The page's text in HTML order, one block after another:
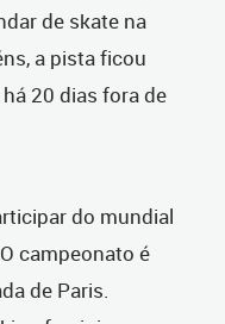
de skate na
a pista ficou
20 dias fora de
do mundial
campeonato é
de Paris.